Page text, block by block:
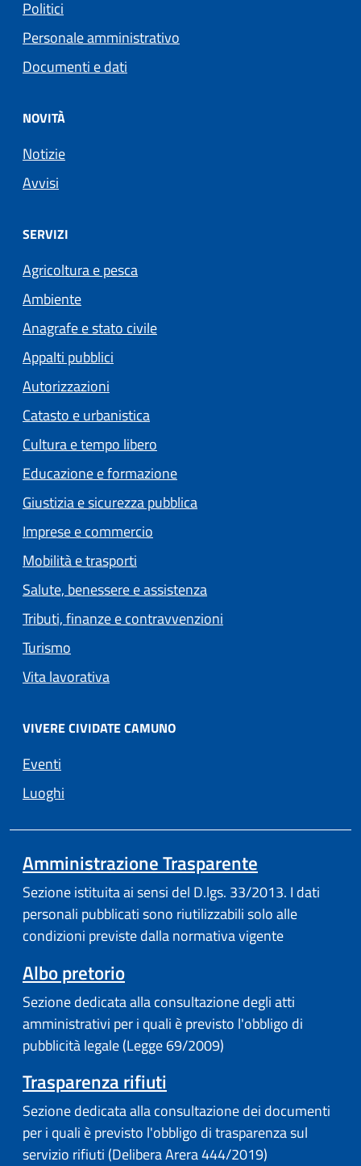
Politici
Personale amministrativo
Documenti e dati
NOVITÀ
Notizie
Avvisi
SERVIZI
Agricoltura e pesca
Ambiente
Anagrafe e stato civile
Appalti pubblici
Autorizzazioni
Catasto e urbanistica
Cultura e tempo libero
Educazione e formazione
Giustizia e sicurezza pubblica
Imprese e commercio
Mobilità e trasporti
Salute, benessere e assistenza
Tributi, finanze e contravvenzioni
Turismo
Vita lavorativa
VIVERE CIVIDATE CAMUNO
Eventi
Luoghi
Amministrazione Trasparente
Sezione istituita ai sensi del D.lgs. 33/2013. I dati
personali pubblicati sono riutilizzabili solo alle
condizioni previste dalla normativa vigente
Albo pretorio
Sezione dedicata alla consultazione degli atti
amministrativi per i quali è previsto l'obbligo di
pubblicità legale (Legge 69/2009)
Trasparenza rifiuti
Sezione dedicata alla consultazione dei documenti
per i quali è previsto l'obbligo di trasparenza sul
servizio rifiuti (Delibera Arera 444/2019)